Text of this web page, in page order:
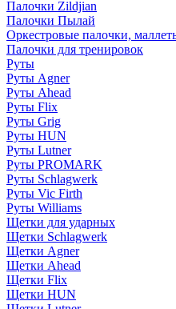
Палочки Zildjian
Палочки Пылай
Оркестровые палочки,
Палочки для тренировок
Руты
Руты Agner
Руты Ahead
Руты Flix
Руты Grig
Руты HUN
Руты Lutner
Руты PROMARK
Руты Schlagwerk
Руты Vic Firth
Руты Williams
Щетки для ударных
Щетки Schlagwerk
Щетки Agner
Щетки Ahead
Щетки Flix
Щетки HUN